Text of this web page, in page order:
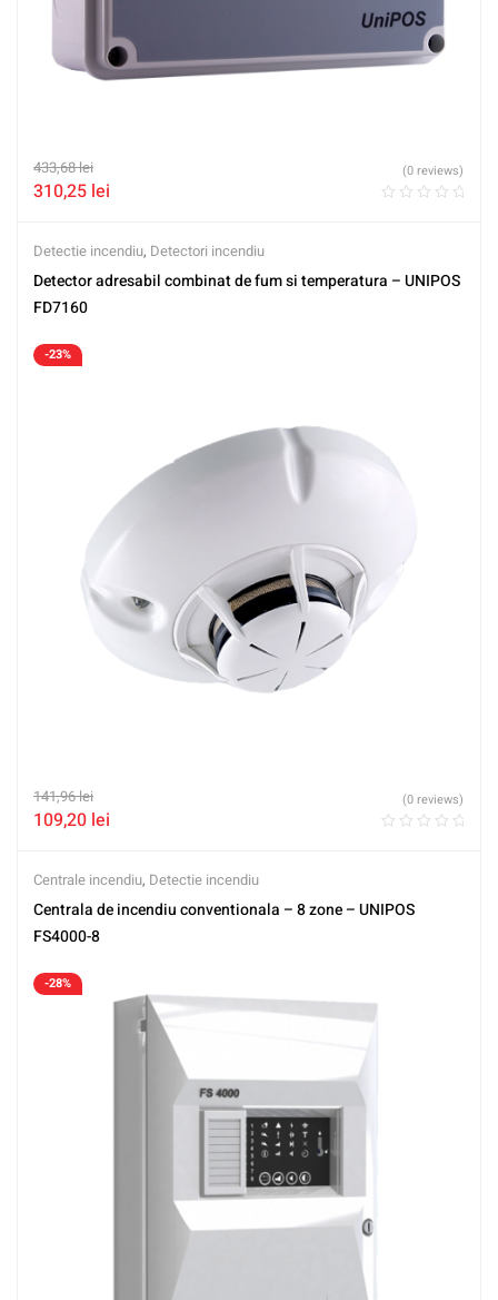
433,68lei
310,25 lei
(0 reviews)
Detectie incendiu, Detectori incendiu
Detector adresabil combinat de fum si temperatura – UNIPOS
FD7160
-23%
141,96lei
109,20 lei
(0 reviews)
Centrale incendiu, Detectie incendiu
Centrala de incendiu conventionala – 8 zone – UNIPOS
FS4000-8
-28%